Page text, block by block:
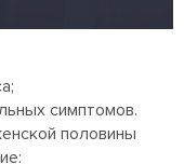
симптомов.
половины